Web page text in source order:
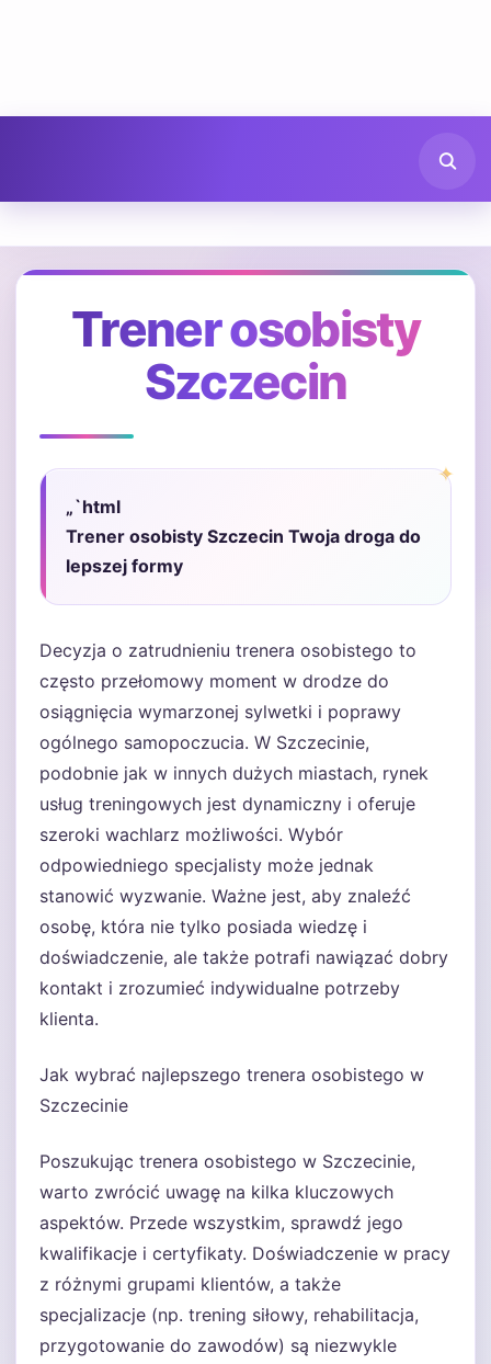
Trener osobisty
Szczecin
„`html
Trener osobisty Szczecin Twoja droga do
lepszej formy
Decyzja o zatrudnieniu trenera osobistego to
często przełomowy moment w drodze do
osiągnięcia wymarzonej sylwetki i poprawy
ogólnego samopoczucia. W Szczecinie,
podobnie jak w innych dużych miastach, rynek
usług treningowych jest dynamiczny i oferuje
szeroki wachlarz możliwości. Wybór
odpowiedniego specjalisty może jednak
stanowić wyzwanie. Ważne jest, aby znaleźć
osobę, która nie tylko posiada wiedzę i
doświadczenie, ale także potrafi nawiązać dobry
kontakt i zrozumieć indywidualne potrzeby
klienta.
Jak wybrać najlepszego trenera osobistego w
Szczecinie
Poszukując trenera osobistego w Szczecinie,
warto zwrócić uwagę na kilka kluczowych
aspektów. Przede wszystkim, sprawdź jego
kwalifikacje i certyfikaty. Doświadczenie w pracy
z różnymi grupami klientów, a także
specjalizacje (np. trening siłowy, rehabilitacja,
przygotowanie do zawodów) są niezwykle